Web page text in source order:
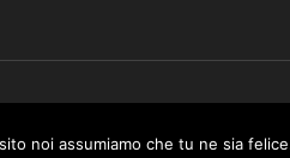
Pubblicità Collabora con noi
noi assumiamo che tu ne sia